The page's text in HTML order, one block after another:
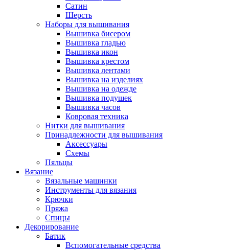
Сатин
Шерсть
Наборы для вышивания
Вышивка бисером
Вышивка гладью
Вышивка икон
Вышивка крестом
Вышивка лентами
Вышивка на изделиях
Вышивка на одежде
Вышивка подушек
Вышивка часов
Ковровая техника
Нитки для вышивания
Принадлежности для вышивания
Аксессуары
Схемы
Пяльцы
Вязание
Вязальные машинки
Инструменты для вязания
Крючки
Пряжа
Спицы
Декорирование
Батик
Вспомогательные средства